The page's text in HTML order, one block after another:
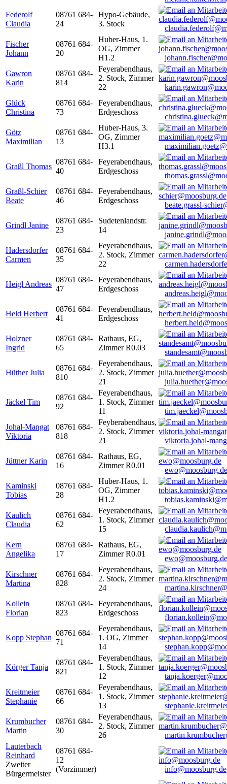
Federolf
Claudia
08761 684-
24
Hypo-Gebäude,
3. Stock
Fischer
Johann
08761 684-
20
Huber-Haus, 1.
OG, Zimmer
H1.2
Gawron
Karin
08761 684-
814
Feyerabendhaus,
2. Stock, Zimmer
22
Glück
Christina
08761 684-
73
Feyerabendhaus,
Erdgeschoss
Götz
Maximilian
08761 684-
13
Huber-Haus, 3.
OG, Zimmer
H3.1
Graßl Thomas
08761 684-
40
Feyerabendhaus,
Erdgeschoss
Graßl-Schier
Beate
08761 684-
46
Feyerabendhaus,
Erdgeschoss
beate.grassl-
Grindl Janine
08761 684-
23
Sudetenlandstr.
14
Hadersdorfer
Carmen
08761 684-
35
Feyerabendhaus,
2. Stock, Zimmer
22
Heigl Andreas
08761 684-
47
Feyerabendhaus,
Erdgeschoss
Held Herbert
08761 684-
41
Feyerabendhaus,
Erdgeschoss
Holzner
Ingrid
08761 684-
65
Rathaus, EG,
Zimmer R0.03
Hüther Julia
08761 684-
810
Feyerabendhaus,
2. Stock, Zimmer
21
Jäckel Tim
08761 684-
92
Feyerabendhaus,
1. Stock, Zimmer
11
Johal-Mangat
Viktoria
08761 684-
818
Feyberabendhaus,
2. Stock, Zimmer
21
viktoria.johal-
Jüttner Karin
08761 684-
16
Rathaus, EG,
Zimmer R0.01
ewo@moosburg.de
Kaminski
Tobias
08761 684-
28
Huber-Haus, 1.
OG, Zimmer
H1.2
Kaulich
Claudia
08761 684-
62
Feyerabendhaus,
1. Stock, Zimmer
15
Kern
Angelika
08761 684-
17
Rathaus, EG,
Zimmer R0.01
ewo@moosburg.de
Kirschner
Martina
08761 684-
828
Feyerabendhaus,
2. Stock, Zimmer
24
Kollein
Florian
08761 684-
823
Feyerabendhaus,
Erdgeschoss
Kopp Stephan
08761 684-
71
Feyerabendhaus,
1. OG, Zimmer
14
Körger Tanja
08761 684-
821
Feyerabendhaus,
1. Stock, Zimmer
12
Kreitmeier
Stephanie
08761 684-
66
Feyerabendhaus,
1. Stock, Zimmer
13
Krumbucher
Martin
08761 684-
30
Feyerabendhaus,
2. Stock, Zimmer
26
Lauterbach
Reinhard
Zweiter
Bürgermeister
08761 684-
12
(Vorzimmer)
info@moosburg.de